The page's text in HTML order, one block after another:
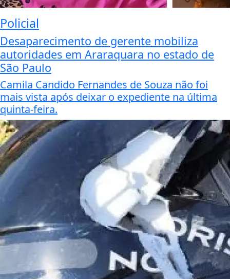
Policial
Desaparecimento de gerente mobiliza
autoridades em Araraquara no estado de
São Paulo
Camila Candido Fernandes de Souza não foi
mais vista após deixar o expediente na última
quinta-feira.